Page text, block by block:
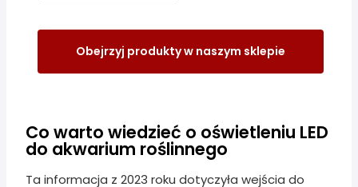
Obejrzyj produkty w naszym sklepie
Co warto wiedzieć o oświetleniu LED
do akwarium roślinnego
Ta informacja z 2023 roku dotyczyła wejścia do